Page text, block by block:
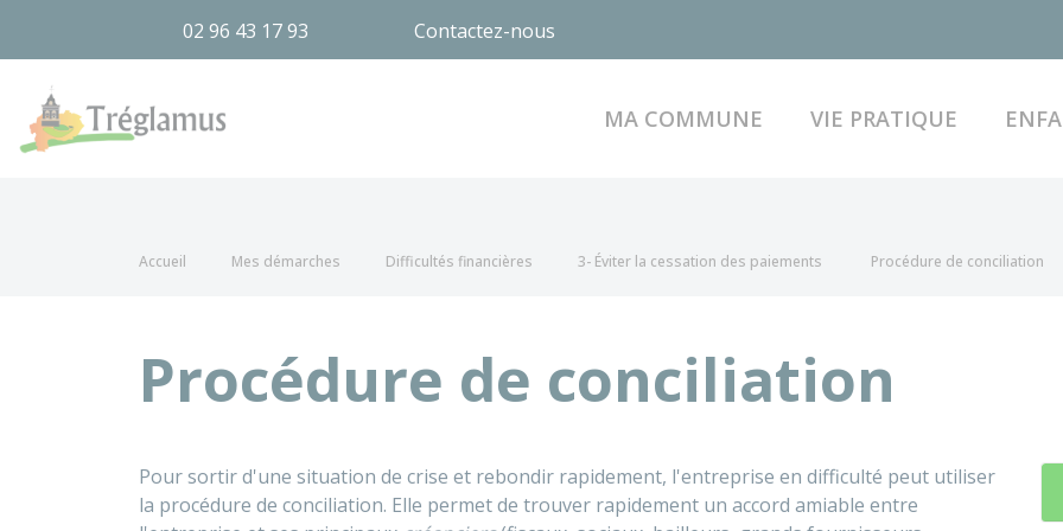
02 96 43 17 93 Contactez-nous
MA COMMUNE VIE PRATIQUE
Accueil Mes démarches Difficultés financières 3- Éviter la cessation des paiements Procédure de conciliation
Procédure de conciliation
Pour sortir d'une situation de crise et rebondir rapidement, l'entreprise en difficulté peut utiliser
la procédure de conciliation. Elle permet de trouver rapidement un accord amiable entre